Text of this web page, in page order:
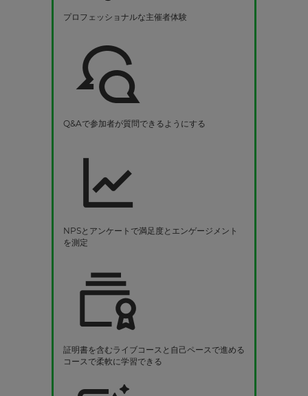
プロフェッショナルな主催者体験
Q&Aで参加者が質問できるようにする
NPSとアンケートで満足度とエンゲージメント
を測定
証明書を含むライブコースと自己ペースで進める
コースで柔軟に学習できる